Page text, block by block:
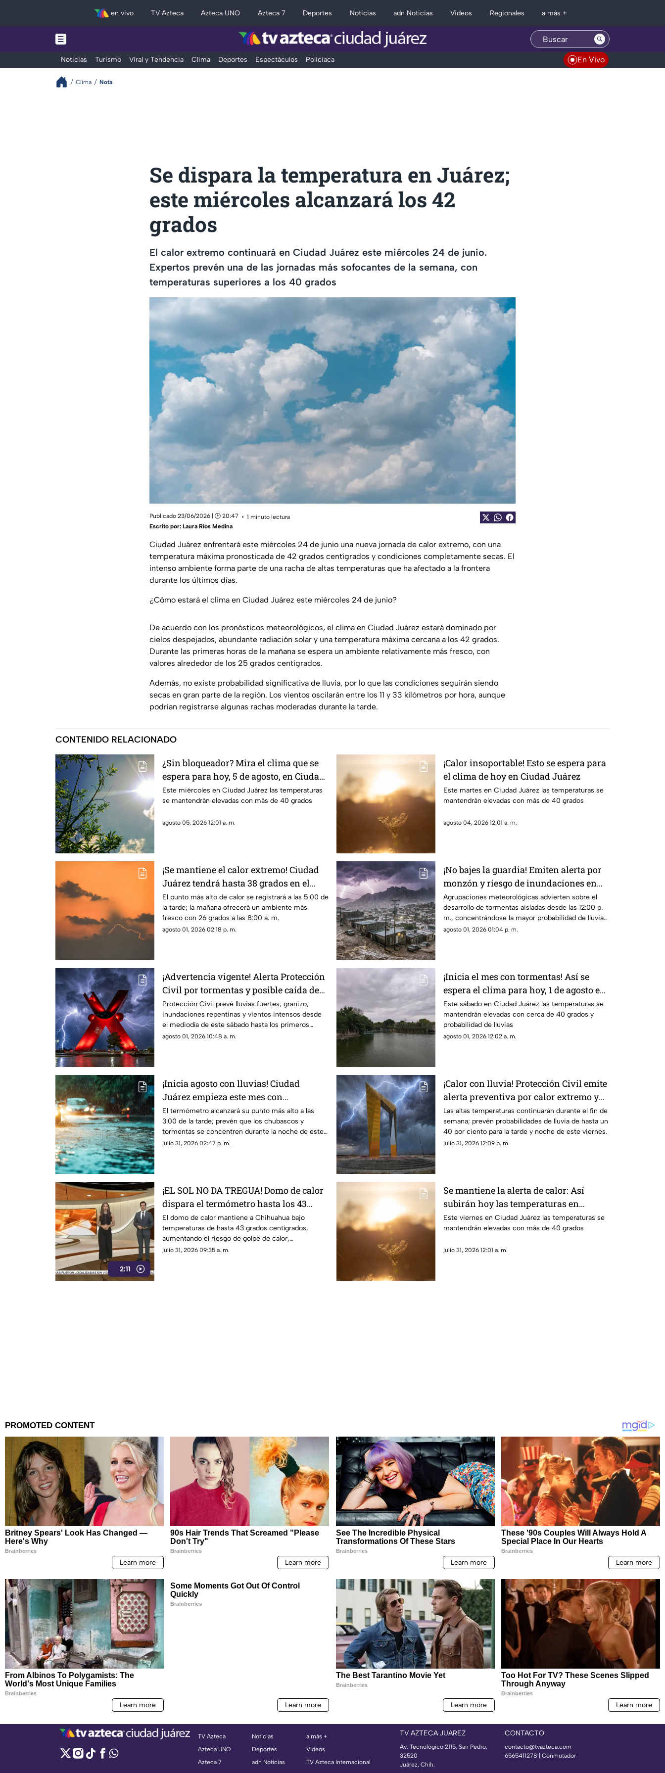
en vivo TV Azteca Azteca UNO Azteca 7 Deportes Noticias adn Noticias Videos Regionales a más +
Noticias Turismo Viral y Tendencia Clima Deportes Espectáculos Policiaca En Vivo
Clima Nota
Se dispara la temperatura en Juárez;
este miércoles alcanzará los 42
grados
El calor extremo continuará en Ciudad Juárez este miércoles 24 de junio.
Expertos prevén una de las jornadas más sofocantes de la semana, con
temperaturas superiores a los 40 grados
Publicado 23/06/2026 | 🕑 20:47
1 minuto lectura
Escrito por: Laura Ríos Medina
Ciudad Juárez enfrentará este miércoles 24 de junio una nueva jornada de calor extremo, con una
temperatura máxima pronosticada de 42 grados centígrados y condiciones completamente secas. El
intenso ambiente forma parte de una racha de altas temperaturas que ha afectado a la frontera
durante los últimos días.
¿Cómo estará el clima en Ciudad Juárez este miércoles 24 de junio?
De acuerdo con los pronósticos meteorológicos, el clima en Ciudad Juárez estará dominado por
cielos despejados, abundante radiación solar y una temperatura máxima cercana a los 42 grados.
Durante las primeras horas de la mañana se espera un ambiente relativamente más fresco, con
valores alrededor de los 25 grados centígrados.
Además, no existe probabilidad significativa de lluvia, por lo que las condiciones seguirán siendo
secas en gran parte de la región. Los vientos oscilarán entre los 11 y 33 kilómetros por hora, aunque
podrían registrarse algunas rachas moderadas durante la tarde.
CONTENIDO RELACIONADO
¿Sin bloqueador? Mira el clima que se
espera para hoy, 5 de agosto, en Ciudad
Juárez
Este miércoles en Ciudad Juárez las temperaturas
se mantendrán elevadas con más de 40 grados
agosto 05, 2026 12:01 a. m.
¡Calor insoportable! Esto se espera para
el clima de hoy en Ciudad Juárez
Este martes en Ciudad Juárez las temperaturas se
mantendrán elevadas con más de 40 grados
agosto 04, 2026 12:01 a. m.
¡Se mantiene el calor extremo! Ciudad
Juárez tendrá hasta 38 grados en el
clima de este domingo
El punto más alto de calor se registrará a las 5:00 de
la tarde; la mañana ofrecerá un ambiente más
fresco con 26 grados a las 8:00 a. m.
agosto 01, 2026 02:18 p. m.
¡No bajes la guardia! Emiten alerta por
monzón y riesgo de inundaciones en
Ciudad Juárez y El Paso
Agrupaciones meteorológicas advierten sobre el
desarrollo de tormentas aisladas desde las 12:00 p.
m., concentrándose la mayor probabilidad de lluvia
entre las 5:00 de la tarde y las 10:00 de la noche
agosto 01, 2026 01:04 p. m.
¡Advertencia vigente! Alerta Protección
Civil por tormentas y posible caída de
granizo este sábado
Protección Civil prevé lluvias fuertes, granizo,
inundaciones repentinas y vientos intensos desde
el mediodía de este sábado hasta los primeros
minutos del domingo.
agosto 01, 2026 10:48 a. m.
¡Inicia el mes con tormentas! Así se
espera el clima para hoy, 1 de agosto en
Ciudad Juárez
Este sábado en Ciudad Juárez las temperaturas se
mantendrán elevadas con cerca de 40 grados y
probabilidad de lluvias
agosto 01, 2026 12:02 a. m.
¡Inicia agosto con lluvias! Ciudad
Juárez empieza este mes con
temperaturas de hasta 39°C y
probabilidad de TORMENTAS
El termómetro alcanzará su punto más alto a las
3:00 de la tarde; prevén que los chubascos y
tormentas se concentren durante la noche de este
sábado.
julio 31, 2026 02:47 p. m.
¡Calor con lluvia! Protección Civil emite
alerta preventiva por calor extremo y
posibles tormentas HOY en Ciudad
Juárez
Las altas temperaturas continuarán durante el fin de
semana; prevén probabilidades de lluvia de hasta un
40 por ciento para la tarde y noche de este viernes.
julio 31, 2026 12:09 p. m.
2:11
¡EL SOL NO DA TREGUA! Domo de calor
dispara el termómetro hasta los 43
grados y pone vidas en riesgo
El domo de calor mantiene a Chihuahua bajo
temperaturas de hasta 43 grados centígrados,
aumentando el riesgo de golpe de calor,
deshidratación y otras afectaciones por la
julio 31, 2026 09:35 a. m.
Se mantiene la alerta de calor: Así
subirán hoy las temperaturas en
Ciudad Juárez para el clima de este
viernes
Este viernes en Ciudad Juárez las temperaturas se
mantendrán elevadas con más de 40 grados
julio 31, 2026 12:01 a. m.
TV Azteca
Azteca UNO
Azteca 7
Noticias
Deportes
adn Noticias
a más +
Videos
TV Azteca Internacional
TV AZTECA JUAREZ
Av. Tecnológico 2115, San Pedro,
32520
Juárez, Chih.
CONTACTO
contacto@tvazteca.com
6565411278 | Conmutador